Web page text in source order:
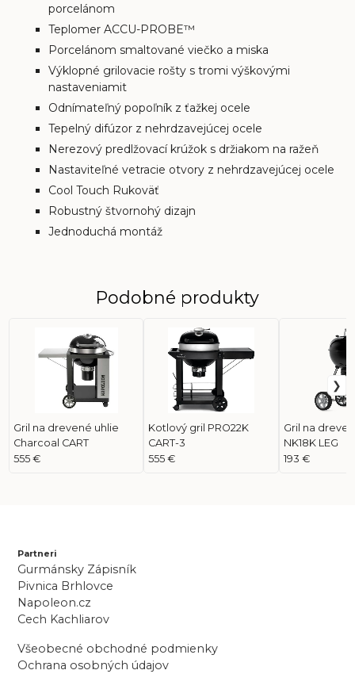
porcelánom
Teplomer ACCU-PROBE™
Porcelánom smaltované viečko a miska
Výklopné grilovacie rošty s tromi výškovými
nastaveniamit
Odnímateľný popoľník z ťažkej ocele
Tepelný difúzor z nehrdzavejúcej ocele
Nerezový predlžovací krúžok s držiakom na ražeň
Nastaviteľné vetracie otvory z nehrdzavejúcej ocele
Cool Touch Rukoväť
Robustný štvornohý dizajn
Jednoduchá montáž
Podobné produkty
Gril na drevené uhlie
Charcoal CART
555 €
Kotlový gril PRO22K
CART-3
555 €
Gril na
NK18K LEG
193 €
Partneri
Gurmánsky Zápisník
Pivnica Brhlovce
Napoleon.cz
Cech Kachliarov
Všeobecné obchodné podmienky
Ochrana osobných údajov